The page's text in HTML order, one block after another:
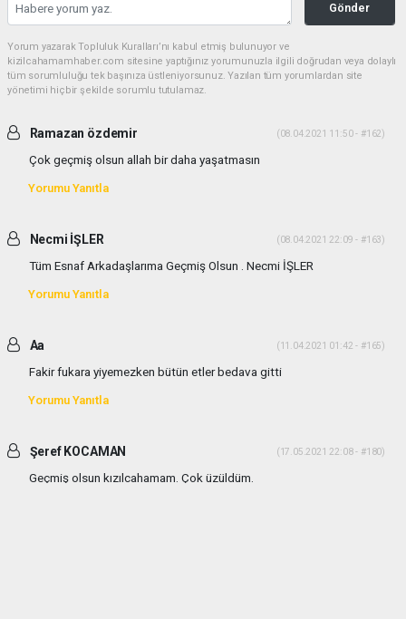
Gönder
Yorum yazarak Topluluk Kuralları’nı kabul etmiş bulunuyor ve
kizilcahamamhaber.com sitesine yaptığınız yorumunuzla ilgili doğrudan veya dolaylı
tüm sorumluluğu tek başınıza üstleniyorsunuz. Yazılan tüm yorumlardan site
yönetimi hiçbir şekilde sorumlu tutulamaz.
Ramazan özdemir (08.04.2021 11:50 - #162)
Çok geçmiş olsun allah bir daha yaşatmasın
Yorumu Yanıtla
Necmi İŞLER (08.04.2021 22:09 - #163)
Tüm Esnaf Arkadaşlarıma Geçmiş Olsun . Necmi İŞLER
Yorumu Yanıtla
Aa (11.04.2021 01:42 - #165)
Fakir fukara yiyemezken bütün etler bedava gitti
Yorumu Yanıtla
Şeref KOCAMAN (17.05.2021 22:08 - #180)
Geçmiş olsun kızılcahamam. Çok üzüldüm.